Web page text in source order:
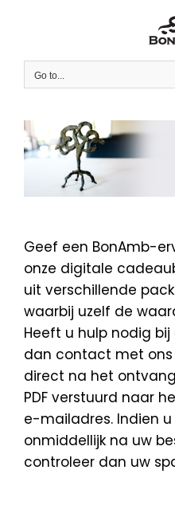
Go to...
Geef een BonAmb-
onze digitale
uit verschillende
waarbij uzelf de
Heeft u hulp nodig bij
dan contact met ons
direct na het
PDF verstuurd naar
e-mailadres. Indien
onmiddellijk na uw
controleer dan uw